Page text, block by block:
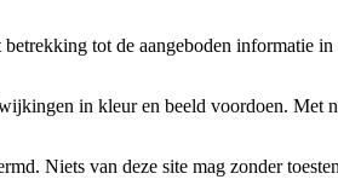
tot de aangeboden informatie
in kleur en beeld voordoen. Met
Niets van deze site mag zonder